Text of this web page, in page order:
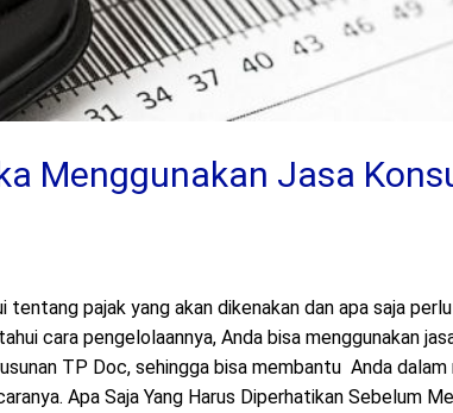
Menggunakan Jasa
pajak yang akan dikenakan dan apa saja
cara pengelolaannya, Anda bisa menggunakan
TP Doc, sehingga bisa membantu Anda dalam
Apa Saja Yang Harus Diperhatikan Sebelum